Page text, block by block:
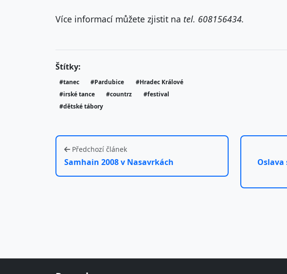
Více informací můžete zjistit na tel. 608156434.
Štítky:
#tanec #Pardubice
#Hradec Králové
#irské tance
#countrz
#festival
#dětské tábory
Předchozí článek
Samhain 2008 v Nasavrkách